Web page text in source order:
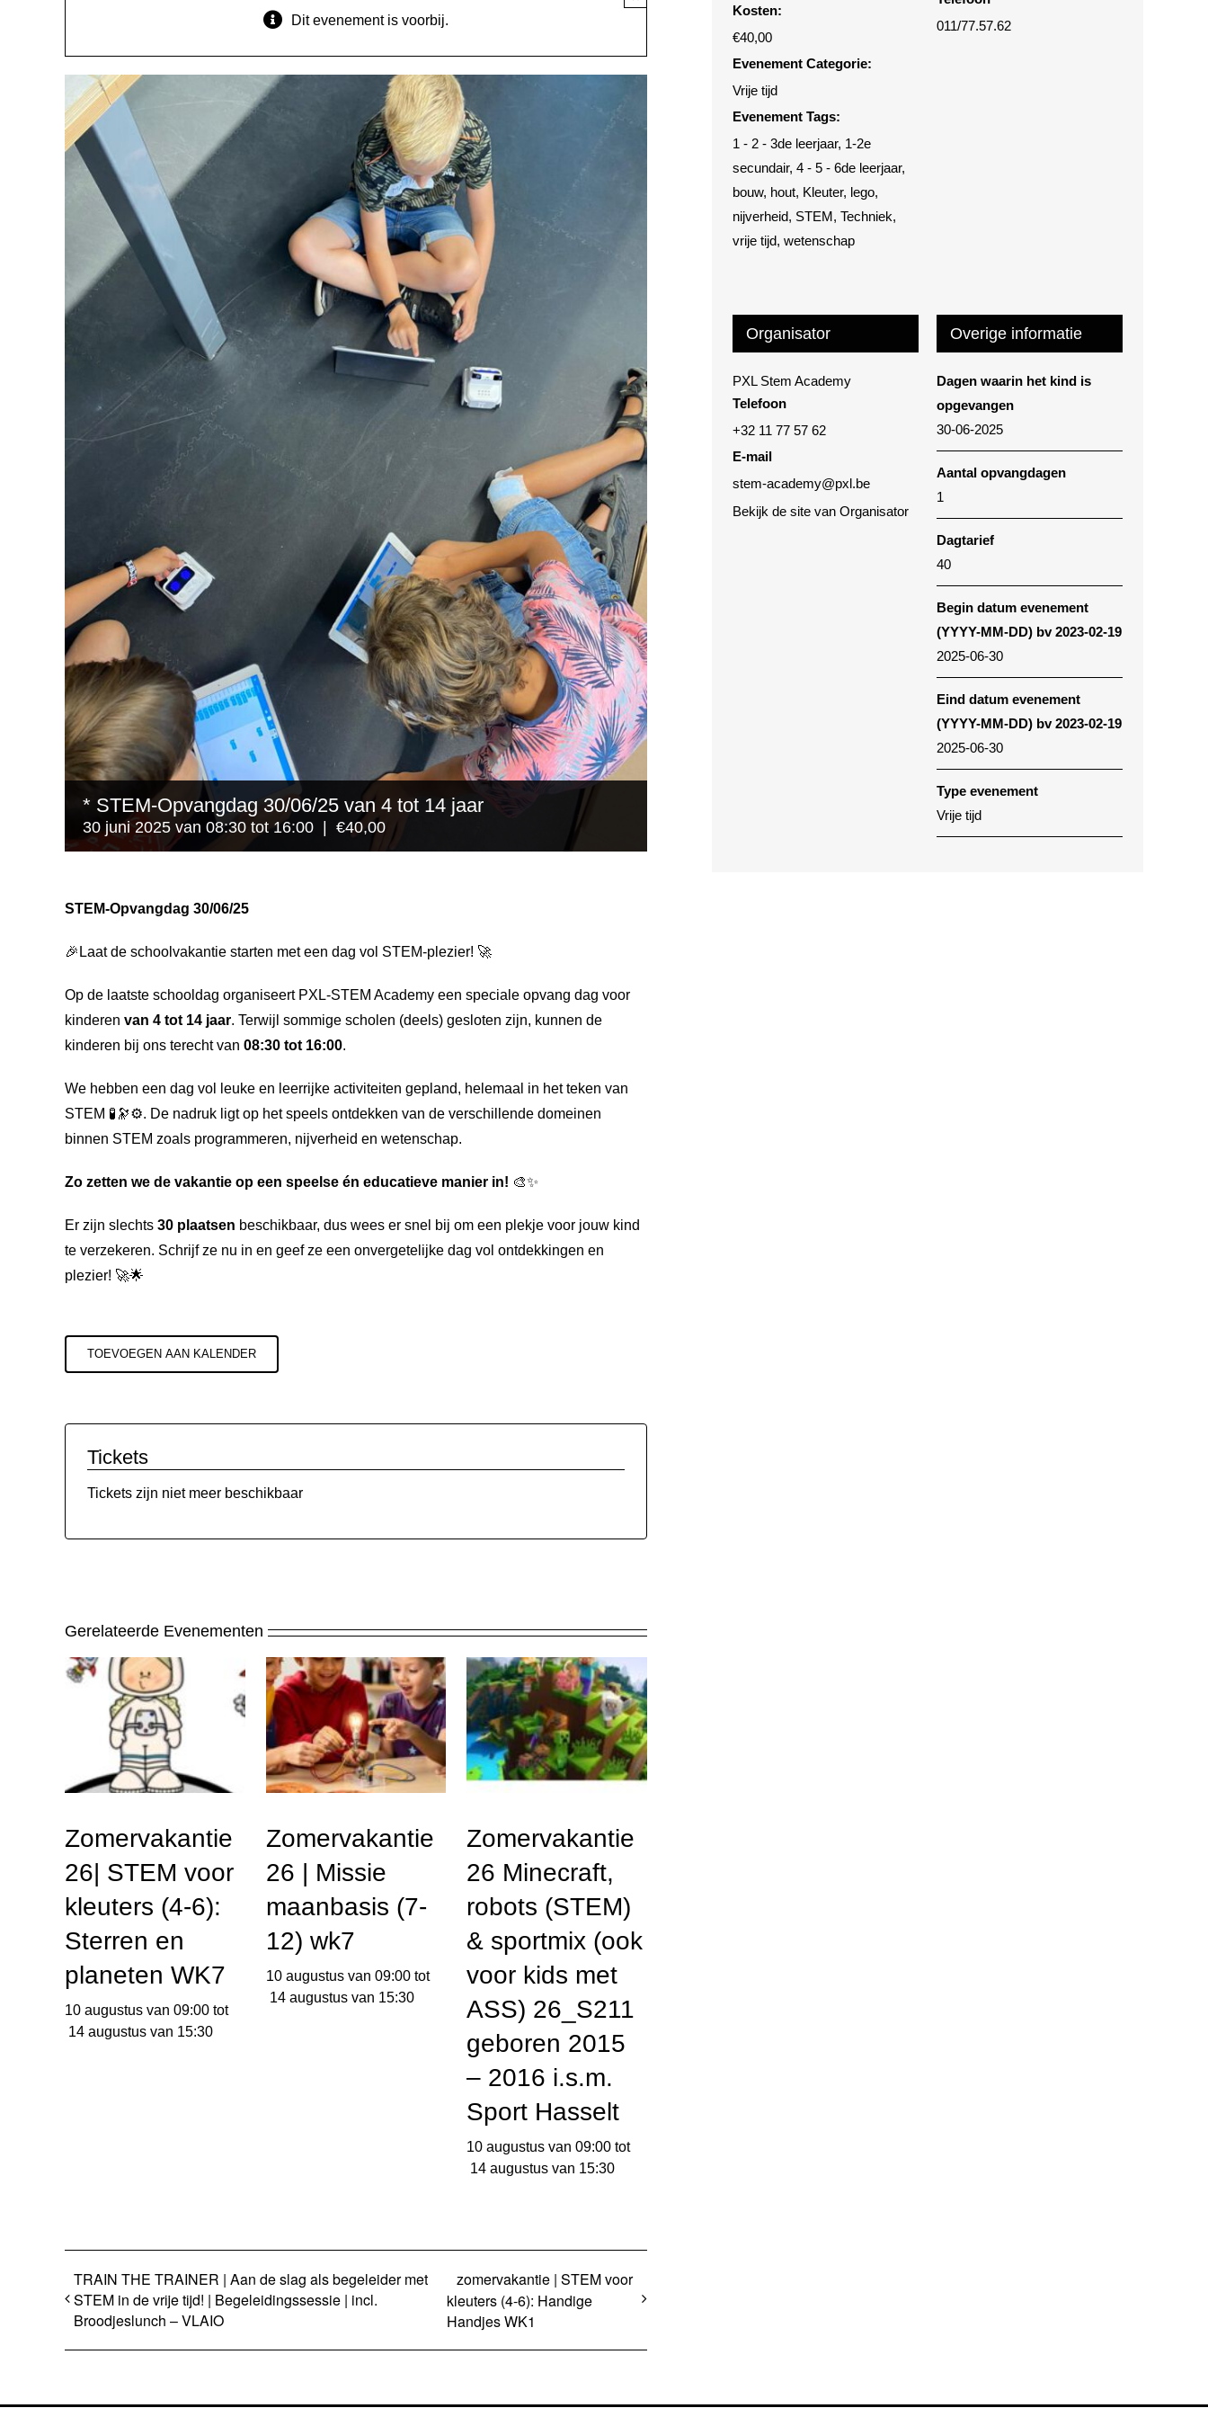
Dit evenement is voorbij.
* STEM-Opvangdag 30/06/25 van 4 tot 14 jaar
30 juni 2025 van 08:30 tot 16:00 €40,00
STEM-Opvangdag 30/06/25
🎉Laat de schoolvakantie starten met een dag vol STEM-plezier! 🚀
Op de laatste schooldag organiseert PXL-STEM Academy een speciale opvang dag voor
kinderen van 4 tot 14 jaar. Terwijl sommige scholen (deels) gesloten zijn, kunnen de
kinderen bij ons terecht van 08:30 tot 16:00.
We hebben een dag vol leuke en leerrijke activiteiten gepland, helemaal in het teken van
STEM 🧪🔭⚙️. De nadruk ligt op het speels ontdekken van de verschillende domeinen
binnen STEM zoals programmeren, nijverheid en wetenschap.
Zo zetten we de vakantie op een speelse én educatieve manier in! 🎨✨
Er zijn slechts 30 plaatsen beschikbaar, dus wees er snel bij om een plekje voor jouw kind
te verzekeren. Schrijf ze nu in en geef ze een onvergetelijke dag vol ontdekkingen en
plezier! 🚀🌟
TOEVOEGEN AAN KALENDER
Tickets
Tickets zijn niet meer beschikbaar
Gerelateerde Evenementen
Zomervakantie
26| STEM voor
kleuters (4-6):
Sterren en
planeten WK7
10 augustus van 09:00 tot
14 augustus van 15:30
Zomervakantie
26 | Missie
maanbasis (7-
12) wk7
10 augustus van 09:00 tot
14 augustus van 15:30
Zomervakantie
26 Minecraft,
robots (STEM)
& sportmix (ook
voor kids met
ASS) 26_S211
geboren 2015
– 2016 i.s.m.
Sport Hasselt
10 augustus van 09:00 tot
14 augustus van 15:30
TRAIN THE TRAINER | Aan de slag als begeleider met
STEM in de vrije tijd! | Begeleidingssessie | incl.
Broodjeslunch – VLAIO
zomervakantie | STEM voor
kleuters (4-6): Handige
Handjes WK1
Kosten:
€40,00
Evenement Categorie:
Vrije tijd
Evenement Tags:
1 - 2 - 3de leerjaar, 1-2e
secundair,4 - 5 - 6de leerjaar,
bouw, hout, Kleuter, lego,
nijverheid, STEM,Techniek,
vrije tijd,wetenschap
011/77.57.62
Organisator
PXL Stem Academy
Telefoon
+32 11 77 57 62
E-mail
stem-academy@pxl.be
Bekijk de site van Organisator
Overige informatie
Dagen waarin het kind is
opgevangen
30-06-2025
Aantal opvangdagen
1
Dagtarief
40
Begin datum evenement
(YYYY-MM-DD) bv 2023-02-19
2025-06-30
Eind datum evenement
(YYYY-MM-DD) bv 2023-02-19
2025-06-30
Type evenement
Vrije tijd